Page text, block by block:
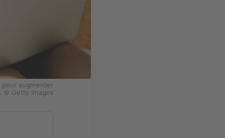
pour augmenter
© Getty Images